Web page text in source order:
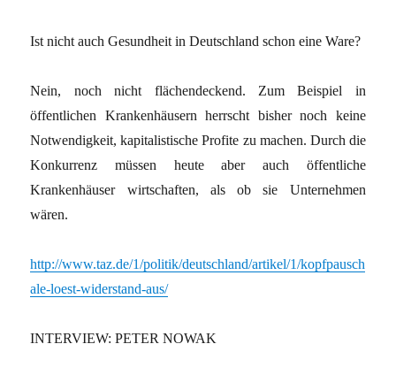
Ist nicht auch Gesundheit in Deutschland schon eine Ware?
Nein, noch nicht flächendeckend. Zum Beispiel in
öffentlichen Krankenhäusern herrscht bisher noch keine
Notwendigkeit, kapitalistische Profite zu machen. Durch die
Konkurrenz müssen heute aber auch öffentliche
Krankenhäuser wirtschaften, als ob sie Unternehmen
wären.
http://www.taz.de/1/politik/deutschland/artikel/1/kopfpausch
ale-loest-widerstand-aus/
INTERVIEW: PETER NOWAK